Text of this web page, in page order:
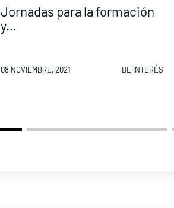
Jornadas para la formación
y...
08 NOVIEMBRE, 2021 DE INTERÉS